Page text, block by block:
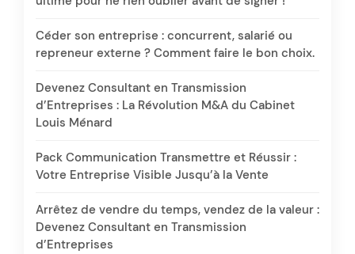
Céder son entreprise : concurrent, salarié ou
repreneur externe ? Comment faire le bon choix.
Devenez Consultant en Transmission
d’Entreprises : La Révolution M&A du Cabinet
Louis Ménard
Pack Communication Transmettre et Réussir :
Votre Entreprise Visible Jusqu’à la Vente
Arrêtez de vendre du temps, vendez de la valeur :
Devenez Consultant en Transmission
d’Entreprises